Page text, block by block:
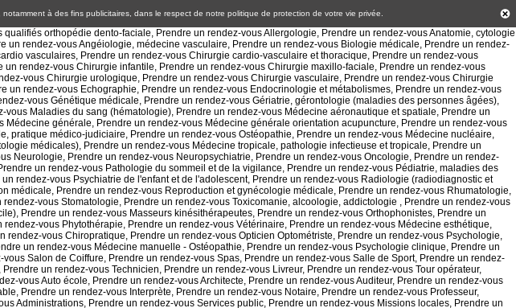
à des fins publicitaires, dans le respect de notre politique de protection de votre vie privée